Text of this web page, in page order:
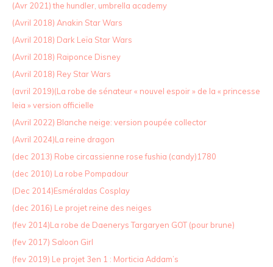
(Avr 2021) the hundler, umbrella academy
(Avril 2018) Anakin Star Wars
(Avril 2018) Dark Leïa Star Wars
(Avril 2018) Raiponce Disney
(Avril 2018) Rey Star Wars
(avril 2019)(La robe de sénateur « nouvel espoir » de la « princesse
leia » version officielle
(Avril 2022) Blanche neige: version poupée collector
(Avril 2024)La reine dragon
(dec 2013) Robe circassienne rose fushia (candy)1780
(dec 2010) La robe Pompadour
(Dec 2014)Esméraldas Cosplay
(dec 2016) Le projet reine des neiges
(fev 2014)La robe de Daenerys Targaryen GOT (pour brune)
(fev 2017) Saloon Girl
(fev 2019) Le projet 3en 1 : Morticia Addam’s